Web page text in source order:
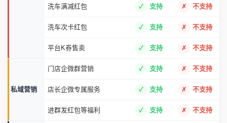
洗车满减红包 支持 不支持
洗车次卡红包 支持 不支持
平台K券售卖 支持 不支持
私域营销
门店企微群营销 支持 不支持
店长企微专属服务 支持 不支持
进群发红包等福利 支持 不支持